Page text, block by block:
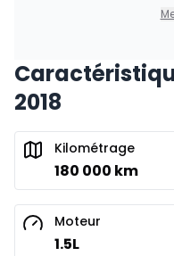
2018
Kilométrage
180 000 km
Moteur
1.5L